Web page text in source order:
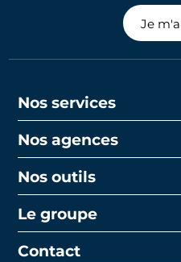
Je
Nos services
Acheter
Promotion
Transaction
Faire gérer
Nos agences
CISN Agence Immobilière
CISN Agence Immobilière La
Nos outils
Capacité d’emprunt
Le groupe
Le groupe
Contact